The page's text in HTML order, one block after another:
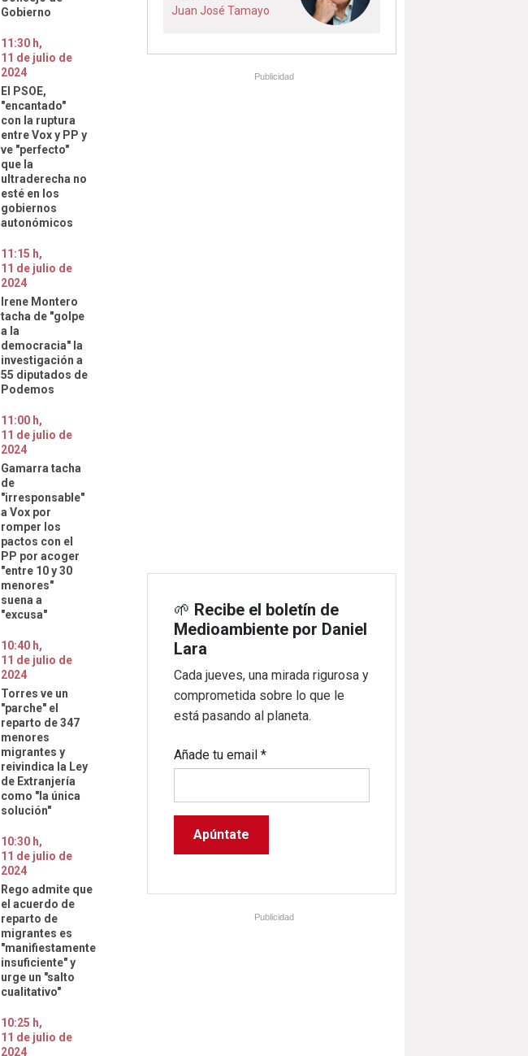
Gobierno
11:30 h,
11 de julio de
2024
El PSOE,
"encantado"
con la ruptura
entre Vox y PP y
ve "perfecto"
que la
ultraderecha no
esté en los
gobiernos
autonómicos
11:15 h,
11 de julio de
2024
Irene Montero
tacha de "golpe
a la
democracia" la
investigación a
55 diputados de
Podemos
11:00 h,
11 de julio de
2024
Gamarra tacha
de
"irresponsable"
a Vox por
romper los
pactos con el
PP por acoger
"entre 10 y 30
menores"
suena a
"excusa"
10:40 h,
11 de julio de
2024
Torres ve un
"parche" el
reparto de 347
menores
migrantes y
reivindica la Ley
de Extranjería
como "la única
solución"
10:30 h,
11 de julio de
2024
Rego admite que
el acuerdo de
reparto de
migrantes es
"manifiestamente
insuficiente" y
urge un "salto
cualitativo"
10:25 h,
11 de julio de
2024
Juan José Tamayo
Publicidad
🌱 Recibe el boletín de
Medioambiente por Daniel
Lara
Cada jueves, una mirada rigurosa y
comprometida sobre lo que le
está pasando al planeta.
Añade tu email*
Publicidad